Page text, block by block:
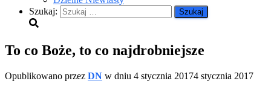
Szukaj:
To co Boże, to co najdrobniejsze
Opublikowano przez DN w dniu 4 stycznia 20174 stycznia 2017